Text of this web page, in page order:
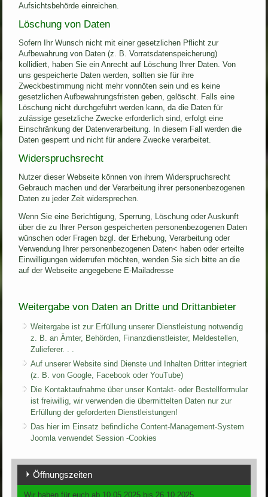
Aufsichtsbehörde einreichen.
Löschung von Daten
Sofern Ihr Wunsch nicht mit einer gesetzlichen Pflicht zur
Aufbewahrung von Daten (z. B. Vorratsdatenspeicherung)
kollidiert, haben Sie ein Anrecht auf Löschung Ihrer Daten. Von
uns gespeicherte Daten werden, sollten sie für ihre
Zweckbestimmung nicht mehr vonnöten sein und es keine
gesetzlichen Aufbewahrungsfristen geben, gelöscht. Falls eine
Löschung nicht durchgeführt werden kann, da die Daten für
zulässige gesetzliche Zwecke erforderlich sind, erfolgt eine
Einschränkung der Datenverarbeitung. In diesem Fall werden die
Daten gesperrt und nicht für andere Zwecke verarbeitet.
Widerspruchsrecht
Nutzer dieser Webseite können von ihrem Widerspruchsrecht
Gebrauch machen und der Verarbeitung ihrer personenbezogenen
Daten zu jeder Zeit widersprechen.
Wenn Sie eine Berichtigung, Sperrung, Löschung oder Auskunft
über die zu Ihrer Person gespeicherten personenbezogenen Daten
wünschen oder Fragen bzgl. der Erhebung, Verarbeitung oder
Verwendung Ihrer personenbezogenen Daten< haben oder erteilte
Einwilligungen widerrufen möchten, wenden Sie sich bitte an die
auf der Webseite angegebene E-Mailadresse
Weitergabe von Daten an Dritte und Drittanbieter
Weitergabe ist zur Erfüllung unserer Dienstleistung notwendig
z. B. an Ämter, Behörden, Finanzdienstleister, Meldestellen,
Zulieferer. . .
Auf unserer Website sind Dienste und Inhalten Dritter integriert
(z. B. von Google, Facebook oder YouTube)
Die Kontaktaufnahme über unser Kontakt- oder Bestellformular
ist freiwillig, wir verwenden die übermittelten Daten nur zur
Erfüllung der geforderten Dienstleistungen!
Das hier im Einsatz befindliche Content-Management-System
Joomla verwendet Session -Cookies
Öffnungszeiten
Wir haben für euch ab 10.05.2025 bis 26.10.2025